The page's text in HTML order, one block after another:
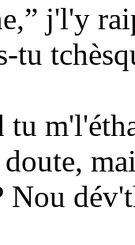
j'l'y
tu
tu
doute,
Nou